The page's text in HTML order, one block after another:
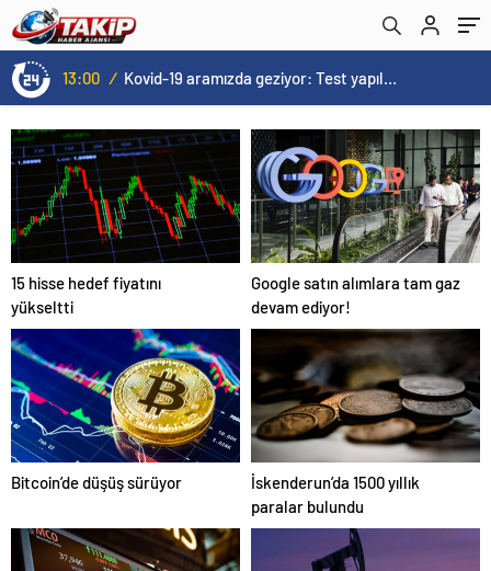
13:00 / Kovid-19 aramızda geziyor: Test yapılmadığı için kimse farkında değil
15 hisse hedef fiyatını
yükseltti
Google satın alımlara tam gaz
devam ediyor!
Bitcoin’de düşüş sürüyor
İskenderun’da 1500 yıllık
paralar bulundu